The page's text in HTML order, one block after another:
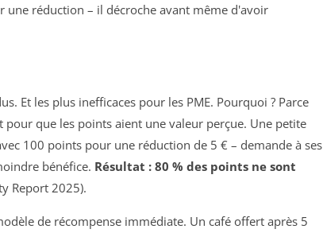
réduction – il décroche avant même d'avoir
Et les plus inefficaces pour les PME. Pourquoi ? Parce
que les points aient une valeur perçue. Une petite
100 points pour une réduction de 5 € – demande à ses
bénéfice. Résultat : 80 % des points ne sont
Report 2025).
de récompense immédiate. Un café offert après 5